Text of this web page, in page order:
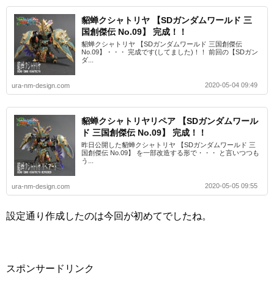
貂蝉クシャトリヤ 【SDガンダムワールド 三
国創傑伝 No.09】 完成！！
貂蝉クシャトリヤ 【SDガンダムワールド 三国創傑伝
No.09】・・・ 完成です(してました)！！ 前回の【SDガン
ダ...
ura-nm-design.com 2020-05-04 09:49
貂蝉クシャトリヤリペア 【SDガンダムワール
ド 三国創傑伝 No.09】 完成！！
昨日公開した貂蝉クシャトリヤ 【SDガンダムワールド 三
国創傑伝 No.09】 を一部改造する形で・・・ と言いつつも
う...
ura-nm-design.com 2020-05-05 09:55
設定通り作成したのは今回が初めてでしたね。
スポンサードリンク